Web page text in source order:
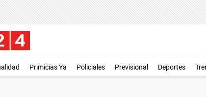
Primicias Ya Policiales Previsional Deportes